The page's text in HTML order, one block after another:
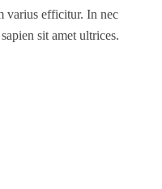
varius efficitur. In nec
sit amet ultrices.